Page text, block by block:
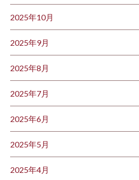
2025年10月
2025年9月
2025年8月
2025年7月
2025年6月
2025年5月
2025年4月